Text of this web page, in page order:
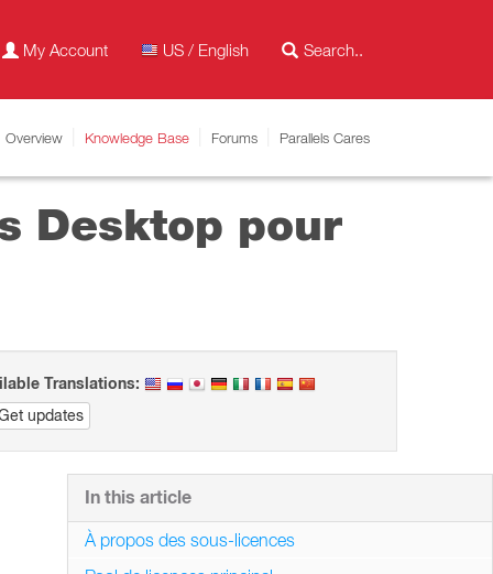
My Account US / English
Overview Knowledge Base Forums Parallels Cares
Desktop pour
Translations:
updates
In this article
À propos des sous-licences